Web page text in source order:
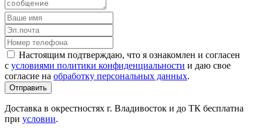
Настоящим подтверждаю, что я ознакомлен и согласен
с условиями политики конфиденциальности и даю свое
согласие на обработку персональных данных.
Отправить
Доставка в окрестностях г. Владивосток и до ТК бесплатна
при условии.